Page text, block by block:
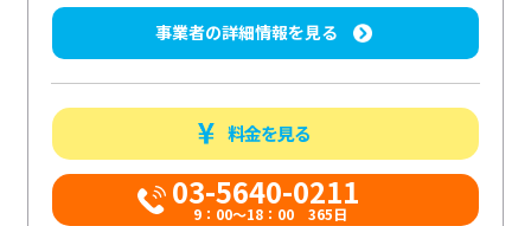
事業者の詳細情報を見る
料金を見る
03-5640-0211
9：00～18：00 365日